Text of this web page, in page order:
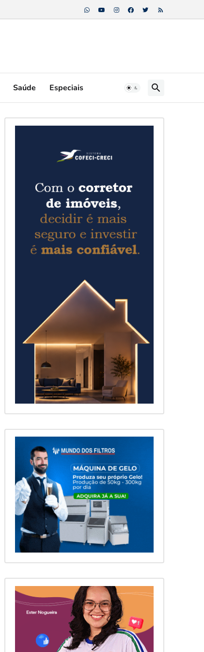
Saúde Especiais